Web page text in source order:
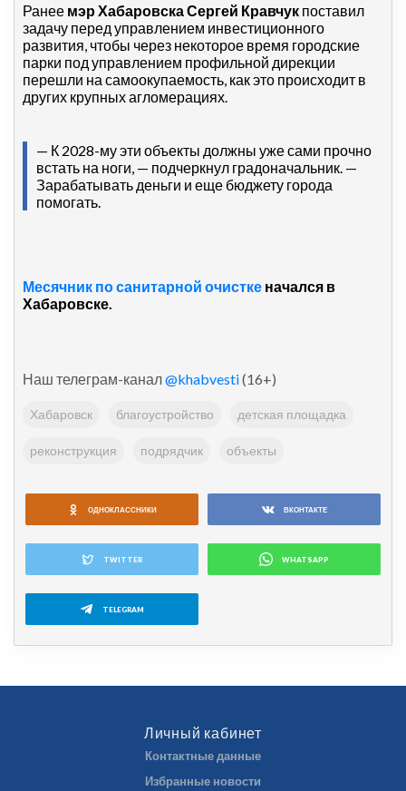
Ранее мэр Хабаровска Сергей Кравчук поставил
задачу перед управлением инвестиционного
развития, чтобы через некоторое время городские
парки под управлением профильной дирекции
перешли на самоокупаемость, как это происходит в
других крупных агломерациях.
— К 2028-му эти объекты должны уже сами прочно
встать на ноги, — подчеркнул градоначальник. —
Зарабатывать деньги и еще бюджету города
помогать.
Месячник по санитарной очистке начался в
Хабаровске.
Наш телеграм-канал@khabvesti(16+)
Хабаровск благоустройство детская площадка
реконструкция подрядчик объекты
ОДНОКЛАССНИКИ ВКОНТАКТЕ
TWITTER WHATSAPP
TELEGRAM
Личный кабинет
Контактные данные
Избранные новости